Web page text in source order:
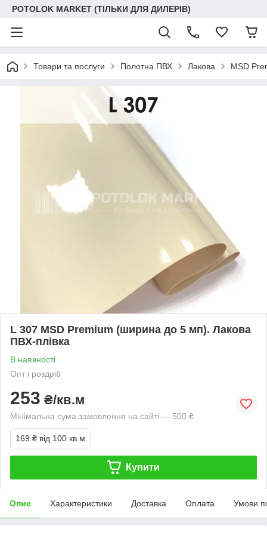
POTOLOK MARKET (ТІЛЬКИ ДЛЯ ДИЛЕРІВ)
Товари та послуги Полотна ПВХ Лакова MSD
L 307 MSD Premium (ширина до 5 мп). Лакова
ПВХ-плівка
В наявності
Опт і роздріб
253 ₴/кв.м
Мінімальна сума замовлення на сайті — 500 ₴
169 ₴ від 100 кв.м
Купити
Опис Характеристики Доставка Оплата Умови